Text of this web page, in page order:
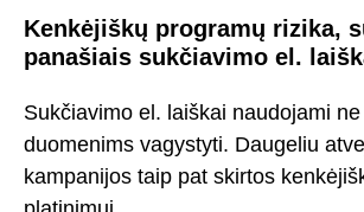
Kenkėjiškų programų rizika,
panašiais sukčiavimo el.
Sukčiavimo el. laiškai naudojami
duomenims vagystyti. Daugeliu
kampanijos taip pat skirtos